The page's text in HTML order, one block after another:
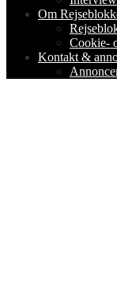
Om
Cookie-
Kontakt &